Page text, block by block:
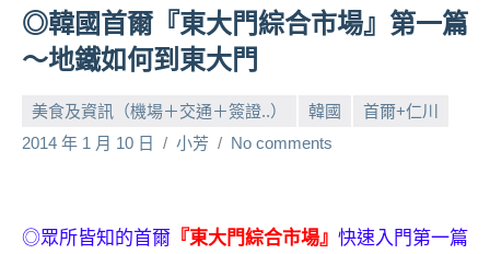
旅
遊
目
來
探
◎韓國首爾『東大門綜合市場』第一篇
～地鐵如何到東大門
美食及資訊（機場＋交通＋簽證..） 韓國
首爾+仁川
2014 年 1 月 10 日
小芳 No comments
◎眾所皆知的首爾 『東大門綜合市場』 快速入門第一篇